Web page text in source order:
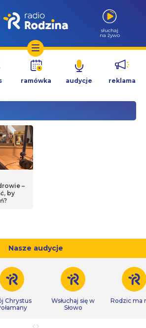
słuchaj
na żywo
ramówka audycje reklama
–
by
Nasze audycje
Chrystus
Wsłuchaj się w
Słowo
Rodzic ma